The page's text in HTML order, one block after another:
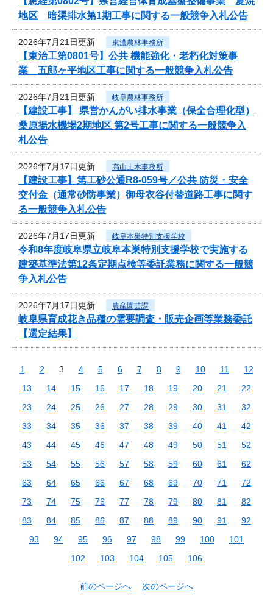
地区 暗渠排水第1期工事に関する一般競争入札公告
2026年7月21日更新 東濃農林事務所
【東治工第0801号】公共 機能強化・老朽化対策事
業 五郎ヶ平地区工事に関する一般競争入札公告
2026年7月21日更新 岐阜農林事務所
【建設工事】 県営かんがい排水事業（保全合理化型）
桑原揚水機場2期地区 第2号工事に関する一般競争入
札公告
2026年7月17日更新 高山土木事務所
【建設工事】第工砂公通R8-059号／公共 防災・安全
交付金（通常砂防事業）御母衣谷付替道路工事に関す
る一般競争入札公告
2026年7月17日更新 岐阜本巣特別支援学校
令和8年度岐阜県立岐阜本巣特別支援学校で実施する
建築基準法第12条定期点検等委託業務に関する一般競
争入札公告
2026年7月17日更新 農産園芸課
岐阜県育成花き品種の需要調査・販売企画等業務委託
【選定結果】
1 2 3 4 5 6 7 8 9 10 11
12
13
14 15 16 17 18 19 20 21
22
23
24 25 26 27 28 29 30 31
32
33
34 35 36 37 38 39 40 41
42
43
44 45 46 47 48 49 50 51
52
53
54 55 56 57 58 59 60 61
62
63
64 65 66 67 68 69 70 71
72
73
74 75 76 77 78 79 80 81
82
83
84 85 86 87 88 89 90 91
92
93
94 95 96 97 98 99 100
101
102
103 104 105 106
前のページへ 次のページへ